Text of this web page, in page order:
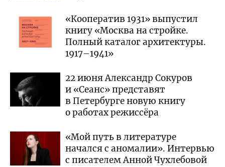
«Кооператив 1931» выпустил
книгу «Москва на стройке.
Полный каталог архитектуры.
1917–1941»
22 июня Александр Сокуров
и «Сеанс» представят
в Петербурге новую книгу
о работах режиссёра
«Мой путь в литературе
начался с аномалии». Интервью
с писателем Анной Чухлебовой